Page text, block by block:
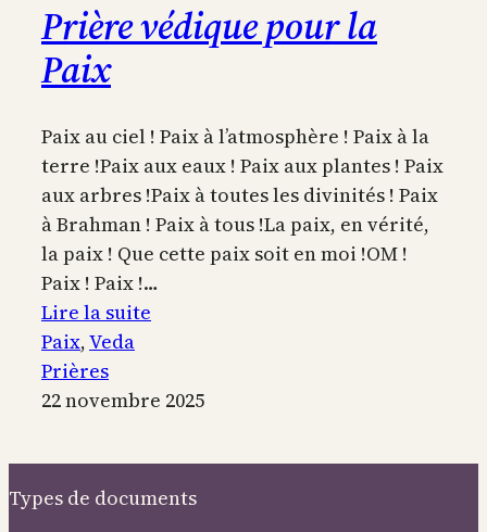
Prière védique pour la
Paix
Paix au ciel ! Paix à l’atmosphère ! Paix à la
terre !Paix aux eaux ! Paix aux plantes ! Paix
aux arbres !Paix à toutes les divinités ! Paix
à Brahman ! Paix à tous !La paix, en vérité,
la paix ! Que cette paix soit en moi !OM !
Paix ! Paix !…
Lire la suite
pour
Paix
Paix, Veda
Prières
22 novembre 2025
Types de documents